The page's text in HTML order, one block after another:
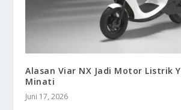
Alasan Viar NX Jadi Motor Listrik
Minati
Juni 17, 2026